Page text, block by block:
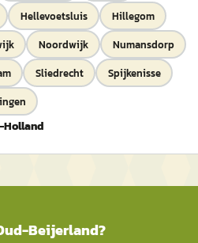
Hellevoetsluis
Hillegom
Noordwijk
Numansdorp
Sliedrecht
Spijkenisse
Beijerland?